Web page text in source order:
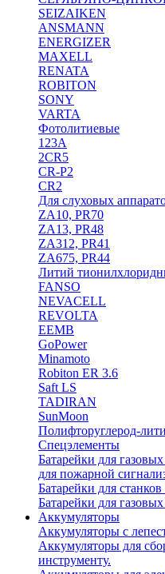
SEIZAIKEN
ANSMANN
ENERGIZER
MAXELL
RENATA
ROBITON
SONY
VARTA
Фотолитиевые
123A
2CR5
CR-P2
CR2
Для слуховых
ZA10, PR70
ZA13, PR48
ZA312, PR41
ZA675, PR44
Литий
FANSO
NEVACELL
REVOLTA
EEMB
GoPower
Minamoto
Robiton ER 3.6
Saft LS
TADIRAN
SunMoon
Полифторуглерод-
Спецэлементы
Батарейки для
для пожарной
Батарейки для
Батарейки для
Аккумуляторы
Аккумуляторы с
Аккумуляторы для
инструменту.